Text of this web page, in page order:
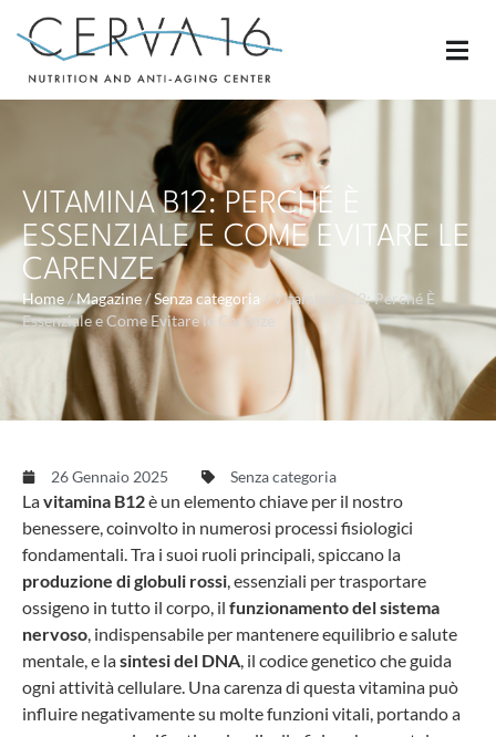
VITAMINA B12: PERCHÉ È
ESSENZIALE E COME EVITARE LE
CARENZE
Home/Magazine/Senza categoria /Vitamina B12: Perché È
Essenziale e Come Evitare le Carenze
26 Gennaio 2025 Senza categoria
Lavitamina B12è un elemento chiave per il nostro
benessere, coinvolto in numerosi processi fisiologici
fondamentali. Tra i suoi ruoli principali, spiccano la
produzione di globuli rossi, essenziali per trasportare
ossigeno in tutto il corpo, il funzionamento del sistema
nervoso, indispensabile per mantenere equilibrio e salute
mentale, e lasintesi del DNA, il codice genetico che guida
ogni attività cellulare. Una carenza di questa vitamina può
influire negativamente su molte funzioni vitali, portando a